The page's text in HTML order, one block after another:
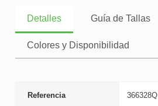
Detalles Guía de Tallas
Colores y Disponibilidad
Referencia 366328Q